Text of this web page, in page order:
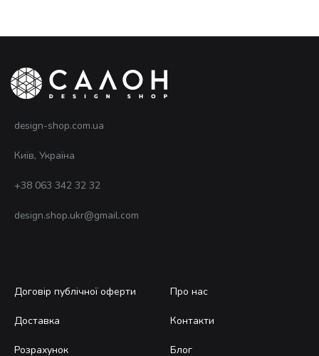
design-shop.com.ua
Київ, Україна
+38 063 342 32 32
design.shop.ukr@gmail.com
Договір публічної оферти
Доставка
Розрахунок
Про нас
Контакти
Блог